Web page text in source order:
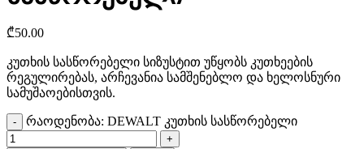
₾50.00
კუთხის სასწორებელი სიზუსტით უწყობს კუთხეების
რეგულირებას, არჩევანია სამშენებლო და ხელოსნური
სამუშაოებისთვის.
რაოდენობა: DEWALT კუთხის სასწორებელი